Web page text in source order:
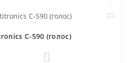
C-590 (голос)